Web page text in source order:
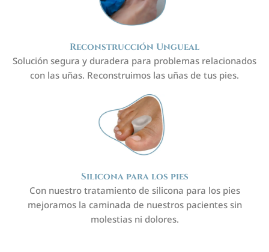
Reconstrucción Ungueal
Solución segura y duradera para problemas relacionados
con las uñas. Reconstruimos las uñas de tus pies.
Silicona para los pies
Con nuestro tratamiento de silicona para los pies
mejoramos la caminada de nuestros pacientes sin
molestias ni dolores.